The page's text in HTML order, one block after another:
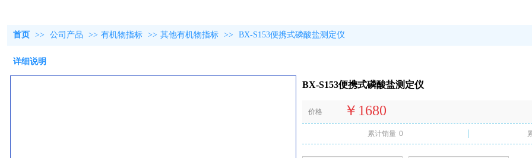
首页 >> 公司产品 >> 有机物指标 >> 其他有机物指标 >> BX-S153便携式磷酸盐测定仪
详细说明
BX-S153便携式磷酸盐测定仪
价格 ￥1680
累计销量 0